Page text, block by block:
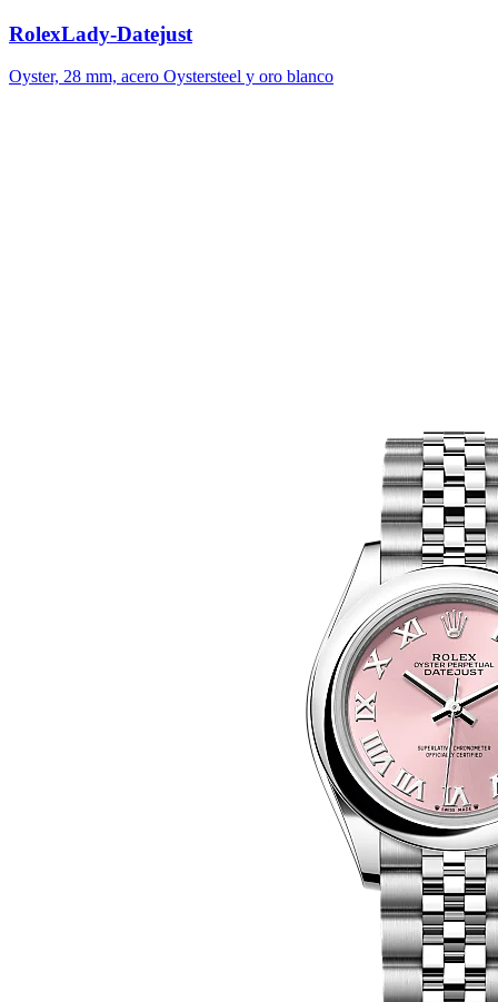
RolexLady-Datejust
Oyster, 28 mm, acero Oystersteel y oro blanco